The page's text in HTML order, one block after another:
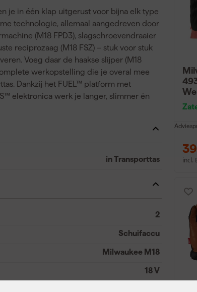
je in één klap uitgerust voor bijna elk type
technologie, allemaal aangedreven door
(M18 FPD3), slagschroevendraaier
reciprozaag (M18 FSZ) – stuk voor stuk
Voeg daar de haakse slijper (M18
werkopstelling die je overal mee
Dankzij het FUEL™ platform met
elektronica werk je langer, slimmer én
in Transporttas
2
Schuifaccu
Milwaukee M18
18 V
en
10/
39
incl.